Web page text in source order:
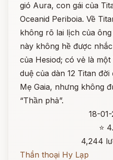
gió Aura, con gái của
Oceanid Periboia. Về
không rõ lai lịch của
này không hề được
của Hesiod; có vẻ là
duệ của dàn 12 Titan
Mẹ Gaia, nhưng không
“Thần phả”.
18-01-
⭐
4,244
Thần thoại Hy Lạp